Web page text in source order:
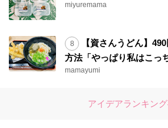
miyuremama
【資さんうどん】
方法「やっぱり私はこっ
mamayumi
アイデアランキン